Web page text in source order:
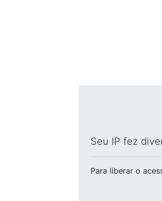
Seu IP fez
Para liberar o